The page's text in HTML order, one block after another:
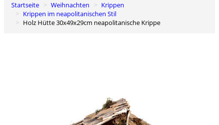
0
Warenkorb
Startseite Weihnachten
Krippen
Krippen im neapolitanischen Stil
Holz Hütte 30x49x29cm neapolitanische Krippe